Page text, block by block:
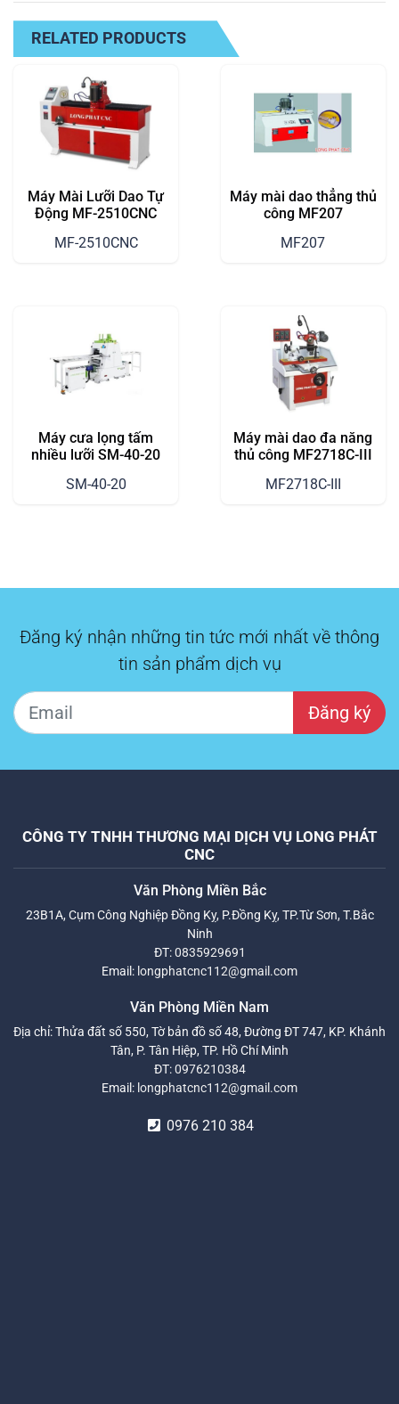
RELATED PRODUCTS
Máy Mài Lưỡi Dao Tự
Động MF-2510CNC
MF-2510CNC
Máy mài dao thẳng thủ
công MF207
MF207
Máy cưa lọng tấm
nhiều lưỡi SM-40-20
SM-40-20
Máy mài dao đa năng
thủ công MF2718C-III
MF2718C-III
Đăng ký nhận những tin tức mới nhất về thông
tin sản phẩm dịch vụ
Đăng ký
CÔNG TY TNHH THƯƠNG MẠI DỊCH VỤ LONG PHÁT
CNC
Văn Phòng Miền Bắc
23B1A, Cụm Công Nghiệp Đồng Kỵ, P.Đồng Kỵ, TP.Từ Sơn, T.Bắc
Ninh
ĐT:0835929691
Email: longphatcnc112@gmail.com
Văn Phòng Miền Nam
Địa chỉ: Thửa đất số 550, Tờ bản đồ số 48, Đường ĐT 747, KP. Khánh
Tân, P. Tân Hiệp, TP. Hồ Chí Minh
ĐT:0976210384
Email: longphatcnc112@gmail.com
0976 210 384